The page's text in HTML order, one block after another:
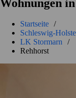
Wohnungen
Startseite /
Schleswig-
LK Stormarn /
Rehhorst